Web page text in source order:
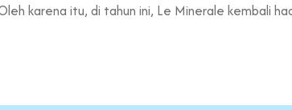
karena itu, di tahun ini, Le Minerale kembali